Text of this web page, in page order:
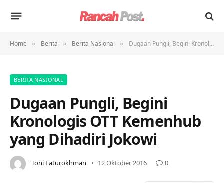
Home » Berita » Berita Nasional » Dugaan Pungli, Begini Kronologis OTT Kemenhub yang Dihadiri Jokowi
BERITA NASIONAL
Dugaan Pungli, Begini
Kronologis OTT Kemenhub
yang Dihadiri Jokowi
Toni Faturokhman 12 Oktober 2016 0